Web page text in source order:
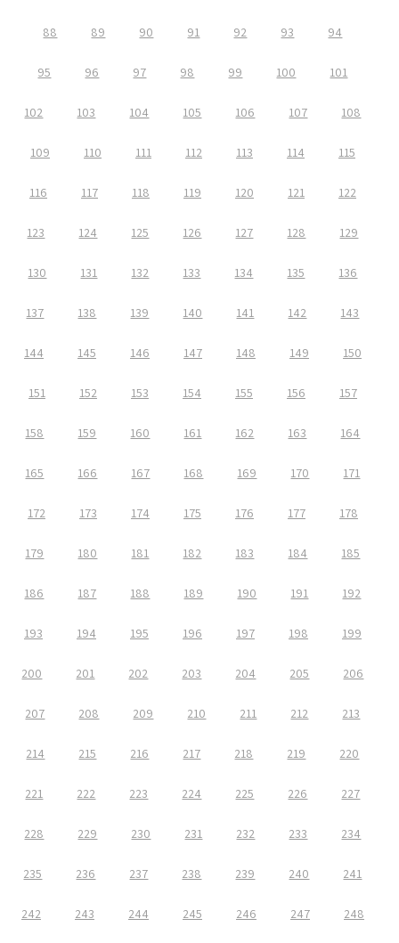
88 89 90 91 92 93 94
95 96 97 98 99 100 101
102 103 104 105 106 107 108
109 110 111 112 113 114 115
116 117 118 119 120 121 122
123 124 125 126 127 128 129
130 131 132 133 134 135 136
137 138 139 140 141 142 143
144 145 146 147 148 149 150
151 152 153 154 155 156 157
158 159 160 161 162 163 164
165 166 167 168 169 170 171
172 173 174 175 176 177 178
179 180 181 182 183 184 185
186 187 188 189 190 191 192
193 194 195 196 197 198 199
200 201 202 203 204 205 206
207 208 209 210 211 212 213
214 215 216 217 218 219 220
221 222 223 224 225 226 227
228 229 230 231 232 233 234
235 236 237 238 239 240 241
242 243 244 245 246 247 248